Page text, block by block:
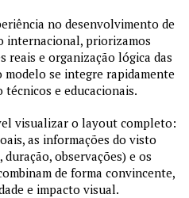
no desenvolvimento de
internacional, priorizamos
reais e organização lógica das
se integre rapidamente
e educacionais.
visualizar o layout completo:
as informações do visto
observações) e os
de forma convincente,
e impacto visual.